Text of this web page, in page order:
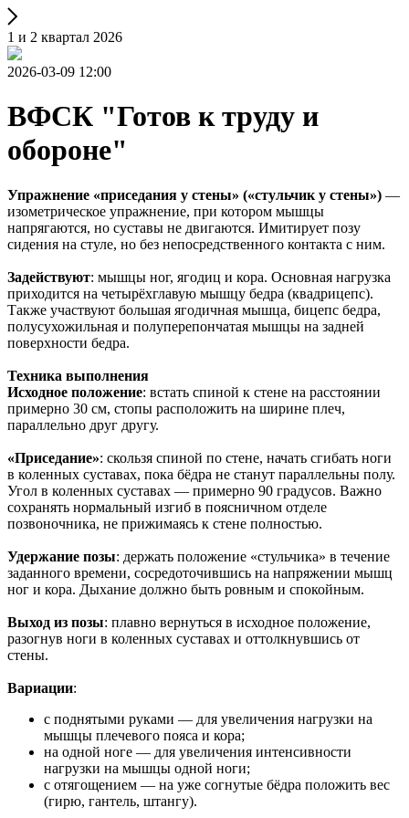
1 и 2 квартал 2026
2026-03-09 12:00
ВФСК "Готов к труду и
обороне"
Упражнение «приседания у стены» («стульчик у стены») —
изометрическое упражнение, при котором мышцы
напрягаются, но суставы не двигаются. Имитирует позу
сидения на стуле, но без непосредственного контакта с ним.
Задействуют: мышцы ног, ягодиц и кора. Основная нагрузка
приходится на четырёхглавую мышцу бедра (квадрицепс).
Также участвуют большая ягодичная мышца, бицепс бедра,
полусухожильная и полуперепончатая мышцы на задней
поверхности бедра.
Техника выполнения
Исходное положение: встать спиной к стене на расстоянии
примерно 30 см, стопы расположить на ширине плеч,
параллельно друг другу.
«Приседание»: скользя спиной по стене, начать сгибать ноги
в коленных суставах, пока бёдра не станут параллельны полу.
Угол в коленных суставах — примерно 90 градусов. Важно
сохранять нормальный изгиб в поясничном отделе
позвоночника, не прижимаясь к стене полностью.
Удержание позы: держать положение «стульчика» в течение
заданного времени, сосредоточившись на напряжении мышц
ног и кора. Дыхание должно быть ровным и спокойным.
Выход из позы: плавно вернуться в исходное положение,
разогнув ноги в коленных суставах и оттолкнувшись от
стены.
Вариации:
с поднятыми руками — для увеличения нагрузки на
мышцы плечевого пояса и кора;
на одной ноге — для увеличения интенсивности
нагрузки на мышцы одной ноги;
с отягощением — на уже согнутые бёдра положить вес
(гирю, гантель, штангу).